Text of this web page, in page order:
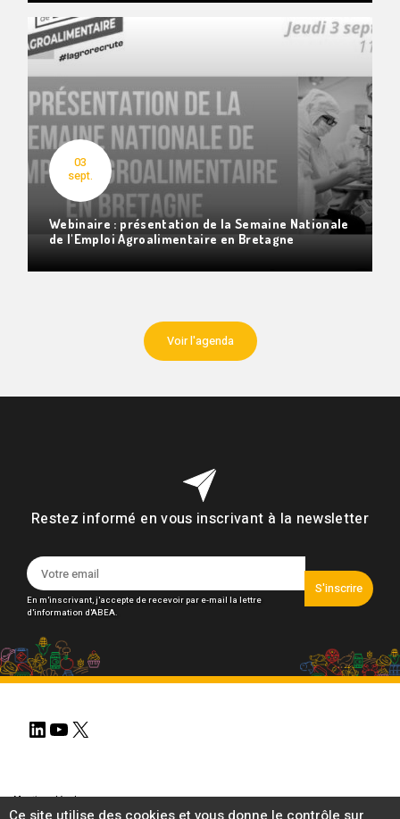
03
sept.
Webinaire : présentation de la Semaine Nationale
de l'Emploi Agroalimentaire en Bretagne
Voir l'agenda
Restez informé en vous inscrivant à la newsletter
En m'inscrivant, j'accepte de recevoir par e-mail la lettre
d'information d'ABEA.
S'inscrire
LinkedIn
YouTube
X
Mentions légales
Gestion des cookies